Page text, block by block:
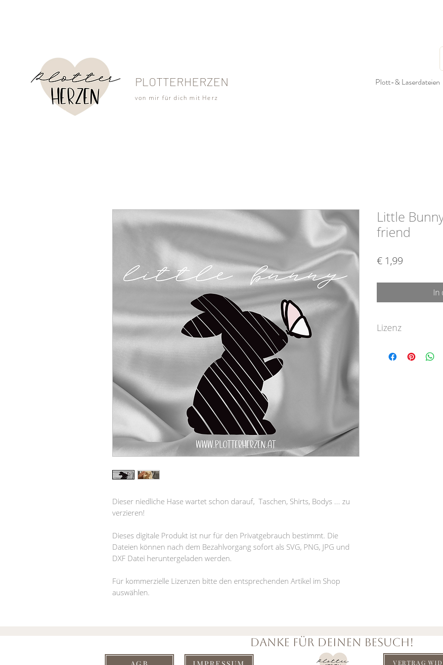
PLOTTERHERZEN
von mir für dich mit Herz
Plott-& Laserdateien
Dieser niedliche Hase wartet schon darauf, Taschen, Shirts, Bodys ... zu
verzieren!
Dieses digitale Produkt ist nur für den Privatgebrauch bestimmt. Die
Dateien können nach dem Bezahlvorgang sofort als SVG, PNG, JPG und
DXF Datei heruntergeladen werden.
Für kommerzielle Lizenzen bitte den entsprechenden Artikel im Shop
auswählen.
Little
friend
€ 1,99
In
Lizenz
bestimmt!
DANKE FÜR DEINEN BESUCH!
VERTRAG